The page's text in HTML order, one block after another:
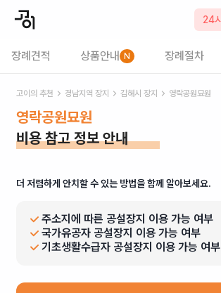
24
장례견적 상품안내 N 장례절차
고이의 추천 경남지역 장지 김해시 장지 영락공원묘원
영락공원묘원
비용 참고 정보 안내
더 저렴하게 안치할 수 있는 방법을 함께 알아보세요.
주소지에 따른 공설장지 이용 가능 여부
국가유공자 공설장지 이용 가능 여부
기초생활수급자 공설장지 이용 가능 여부